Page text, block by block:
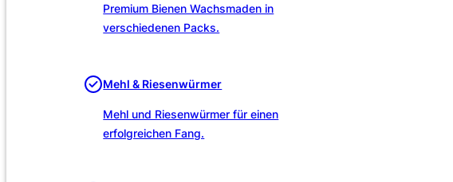
Premium Bienen Wachsmaden in
verschiedenen Packs.
Mehl & Riesenwürmer
Mehl und Riesenwürmer für einen
erfolgreichen Fang.